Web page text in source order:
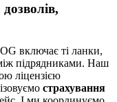
включає ті ланки,
між підрядниками. Наш
ліцензією
страхування